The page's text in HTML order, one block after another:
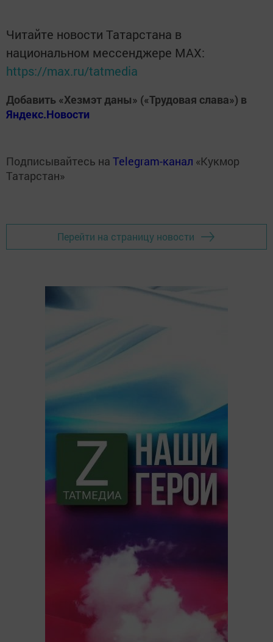
Читайте новости Татарстана в
национальном мессенджере MАХ:
https://max.ru/tatmedia
Добавить «Хезмэт даны» («Трудовая слава») в
Яндекс.Новости
Подписывайтесь на Telegram-канал «Кукмор
Татарстан»
Перейти на страницу новости